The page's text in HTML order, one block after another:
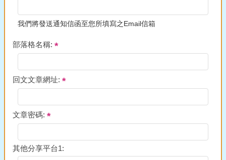
我們將發送通知信函至您所填寫之Email信箱
部落格名稱:
回文文章網址:
文章密碼:
其他分享平台1: